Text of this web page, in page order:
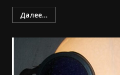
Далее...